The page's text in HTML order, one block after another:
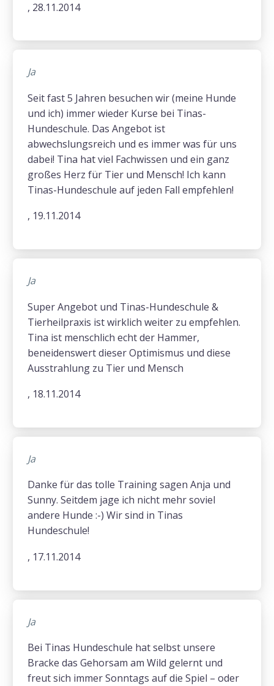
, 28.11.2014
Ja
Seit fast 5 Jahren besuchen wir (meine Hunde
und ich) immer wieder Kurse bei Tinas-
Hundeschule. Das Angebot ist
abwechslungsreich und es immer was für uns
dabei! Tina hat viel Fachwissen und ein ganz
großes Herz für Tier und Mensch! Ich kann
Tinas-Hundeschule auf jeden Fall empfehlen!
, 19.11.2014
Ja
Super Angebot und Tinas-Hundeschule &
Tierheilpraxis ist wirklich weiter zu empfehlen.
Tina ist menschlich echt der Hammer,
beneidenswert dieser Optimismus und diese
Ausstrahlung zu Tier und Mensch
, 18.11.2014
Ja
Danke für das tolle Training sagen Anja und
Sunny. Seitdem jage ich nicht mehr soviel
andere Hunde :-) Wir sind in Tinas
Hundeschule!
, 17.11.2014
Ja
Bei Tinas Hundeschule hat selbst unsere
Bracke das Gehorsam am Wild gelernt und
freut sich immer Sonntags auf die Spiel – oder